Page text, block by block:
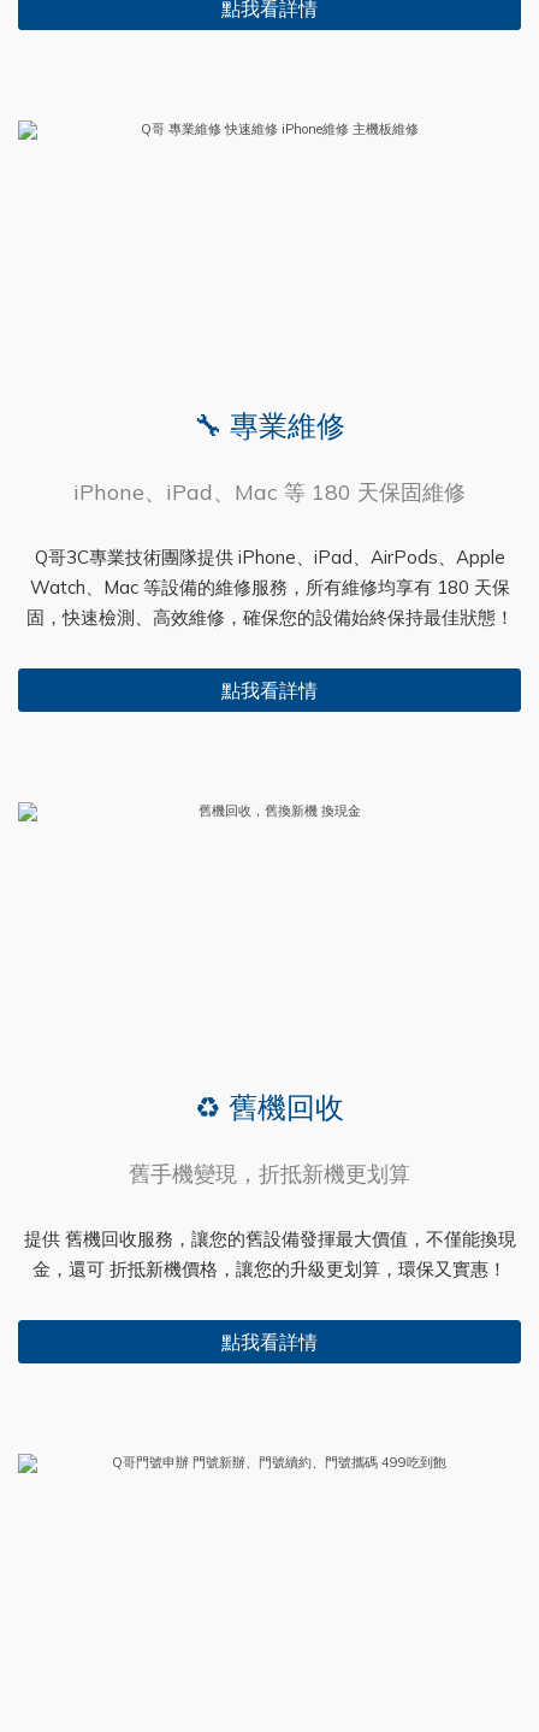
點我看詳情
🔧 專業維修
iPhone、iPad、Mac 等 180 天保固維修
Q哥3C專業技術團隊提供 iPhone、iPad、AirPods、Apple
Watch、Mac 等設備的維修服務，所有維修均享有 180 天保
固，快速檢測、高效維修，確保您的設備始終保持最佳狀態！
點我看詳情
♻️ 舊機回收
舊手機變現，折抵新機更划算
提供 舊機回收服務，讓您的舊設備發揮最大價值，不僅能換現
金，還可 折抵新機價格，讓您的升級更划算，環保又實惠！
點我看詳情